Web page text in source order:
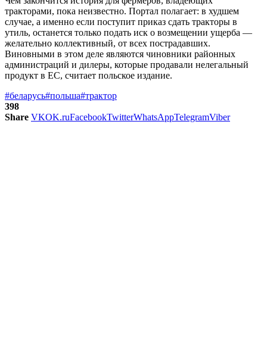
тракторами, пока неизвестно. Портал полагает: в худшем
случае, а именно если поступит приказ сдать тракторы в
утиль, останется только подать иск о возмещении ущерба —
желательно коллективный, от всех пострадавших.
Виновными в этом деле являются чиновники районных
администраций и дилеры, которые продавали нелегальный
продукт в ЕС, считает польское издание.
#беларусь#польша#трактор
398
Share VKOK.ruFacebookTwitterWhatsAppTelegramViber